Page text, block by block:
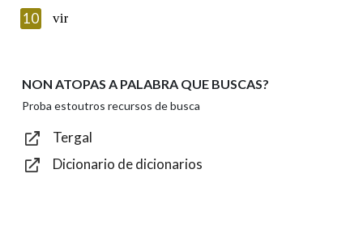
Enviar
10 vir
NON ATOPAS A PALABRA QUE BUSCAS?
Proba estoutros recursos de busca
Tergal
Dicionario de dicionarios